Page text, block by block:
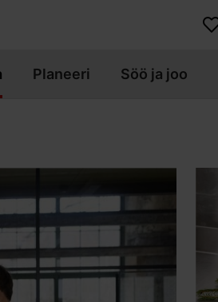
Planeeri Söö ja joo